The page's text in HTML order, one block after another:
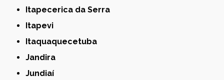
Itapecerica da Serra
Itapevi
Itaquaquecetuba
Jandira
Jundiaí